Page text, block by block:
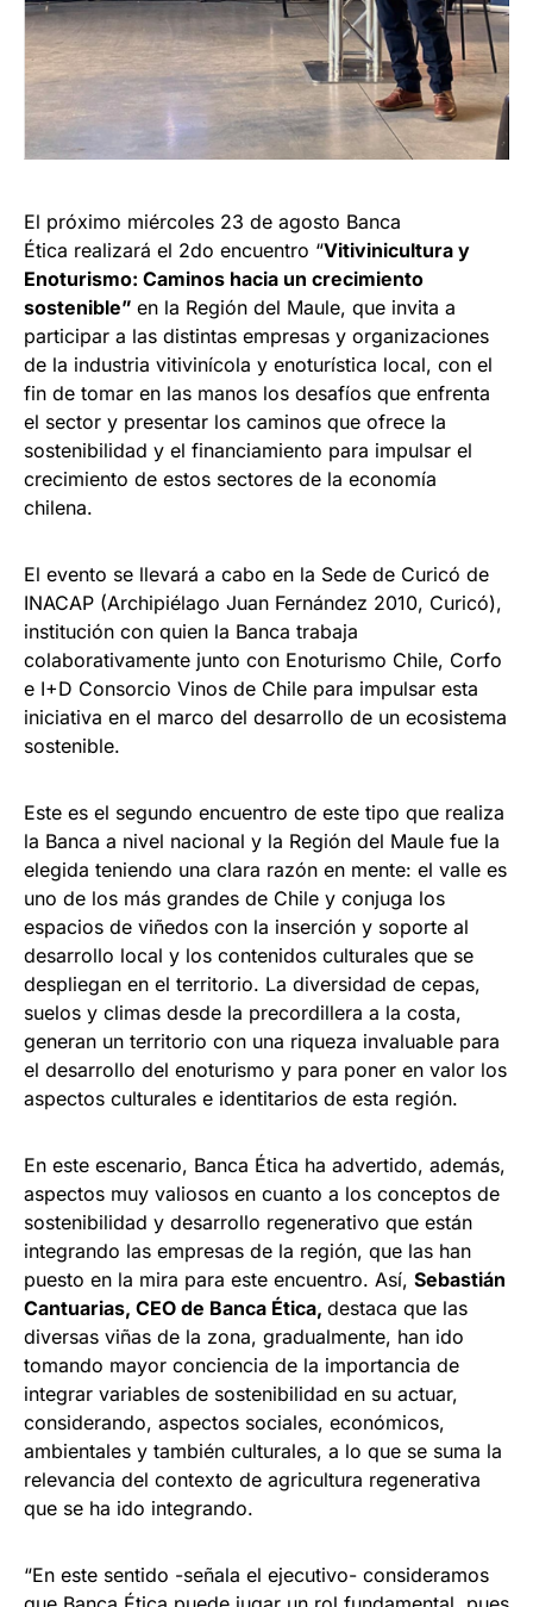
El próximo miércoles 23 de agosto Banca
Ética realizará el 2do encuentro “Vitivinicultura y
Enoturismo: Caminos hacia un crecimiento
sostenible” en la Región del Maule, que invita a
participar a las distintas empresas y organizaciones
de la industria vitivinícola y enoturística local, con el
fin de tomar en las manos los desafíos que enfrenta
el sector y presentar los caminos que ofrece la
sostenibilidad y el financiamiento para impulsar el
crecimiento de estos sectores de la economía
chilena.
El evento se llevará a cabo en la Sede de Curicó de
INACAP (Archipiélago Juan Fernández 2010, Curicó),
institución con quien la Banca trabaja
colaborativamente junto con Enoturismo Chile, Corfo
e I+D Consorcio Vinos de Chile para impulsar esta
iniciativa en el marco del desarrollo de un ecosistema
sostenible.
Este es el segundo encuentro de este tipo que realiza
la Banca a nivel nacional y la Región del Maule fue la
elegida teniendo una clara razón en mente: el valle es
uno de los más grandes de Chile y conjuga los
espacios de viñedos con la inserción y soporte al
desarrollo local y los contenidos culturales que se
despliegan en el territorio. La diversidad de cepas,
suelos y climas desde la precordillera a la costa,
generan un territorio con una riqueza invaluable para
el desarrollo del enoturismo y para poner en valor los
aspectos culturales e identitarios de esta región.
En este escenario, Banca Ética ha advertido, además,
aspectos muy valiosos en cuanto a los conceptos de
sostenibilidad y desarrollo regenerativo que están
integrando las empresas de la región, que las han
puesto en la mira para este encuentro. Así, Sebastián
Cantuarias, CEO de Banca Ética, destaca que las
diversas viñas de la zona, gradualmente, han ido
tomando mayor conciencia de la importancia de
integrar variables de sostenibilidad en su actuar,
considerando, aspectos sociales, económicos,
ambientales y también culturales, a lo que se suma la
relevancia del contexto de agricultura regenerativa
que se ha ido integrando.
“En este sentido -señala el ejecutivo- consideramos